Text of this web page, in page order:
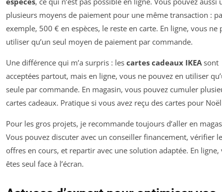
plusieurs moyens de paiement pour une même transaction :
exemple, 500 € en espèces, le reste en carte. En ligne, vous ne
utiliser qu’un seul moyen de paiement par commande.
Une différence qui m’a surpris : les cartes cadeaux IKEAsont
acceptées partout, mais en ligne, vous ne pouvez en utiliser
seule par commande. En magasin, vous pouvez cumuler
cartes cadeaux. Pratique si vous avez reçu des cartes pour
Pour les gros projets, je recommande toujours d’aller en
Vous pouvez discuter avec un conseiller financement, vérifier
offres en cours, et repartir avec une solution adaptée. En ligne,
êtes seul face à l’écran.